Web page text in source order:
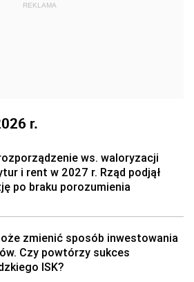
REKLAMA
r.
ws. waloryzacji
i rent w 2027 r. Rząd podjął
po braku porozumienia
zmienić sposób inwestowania
Czy powtórzy sukces
ISK?